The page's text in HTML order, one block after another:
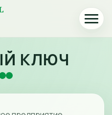
или
КЛЮЧ